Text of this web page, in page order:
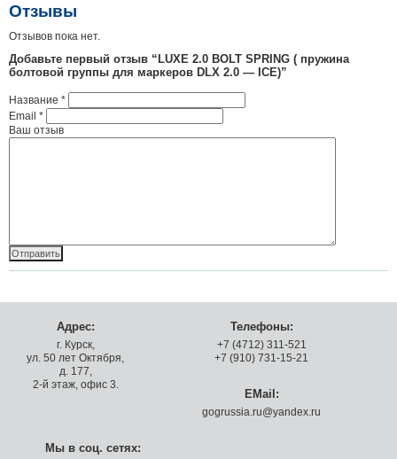
Отзывы
Отзывов пока нет.
Добавьте первый отзыв “LUXE 2.0 BOLT SPRING ( пружина
болтовой группы для маркеров DLX 2.0 — ICE)”
Название *
Email *
Ваш отзыв
Адрес:
г. Курск,
ул. 50 лет Октября,
д. 177,
2-й этаж, офис 3.
Телефоны:
+7 (4712) 311-521
+7 (910) 731-15-21
EMail:
gogrussia.ru@yandex.ru
Мы в соц. сетях: